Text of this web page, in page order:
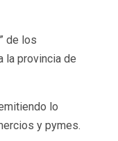
de los
la provincia de
lo
y pymes.